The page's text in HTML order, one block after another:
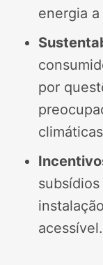
energia
por
acessível.